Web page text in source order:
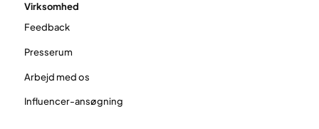
Virksomhed
Feedback
Presserum
Arbejd med os
Influencer-ansøgning